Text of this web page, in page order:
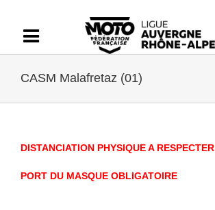
contenu
CASM Malafretaz (01)
DISTANCIATION PHYSIQUE A RESPECTER
PORT DU MASQUE OBLIGATOIRE